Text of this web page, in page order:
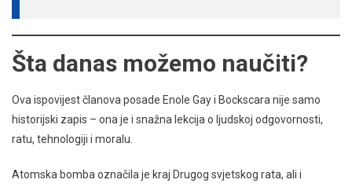
Šta danas možemo naučiti?
Ova ispovijest članova posade Enole Gay i Bockscara nije samo
historijski zapis – ona je i snažna lekcija o ljudskoj odgovornosti,
ratu, tehnologiji i moralu.
Atomska bomba označila je kraj Drugog svjetskog rata, ali i